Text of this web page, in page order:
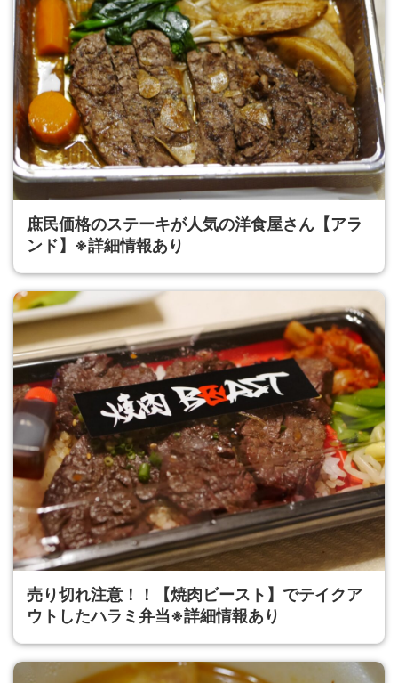
庶民価格のステーキが人気の洋食屋さん【アラ
ンド】※詳細情報あり
売り切れ注意！！【焼肉ビースト】でテイクア
ウトしたハラミ弁当※詳細情報あり